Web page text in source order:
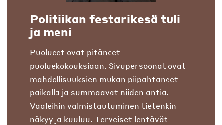
Politiikan festarikesä tuli
ja meni
Puolueet ovat pitäneet
puoluekokouksiaan. Sivupersoonat ovat
mahdollisuuksien mukan piipahtaneet
paikalla ja summaavat niiden antia.
Vaaleihin valmistautuminen tietenkin
näkyy ja kuuluu. Terveiset lentävät